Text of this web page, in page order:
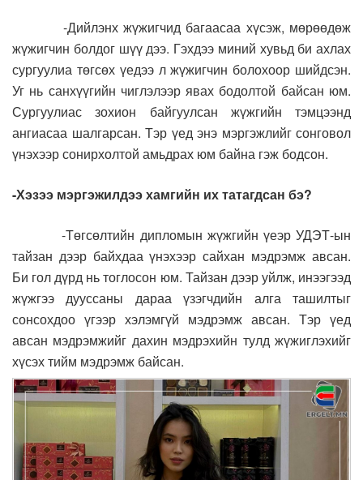
-Дийлэнх жүжигчид багаасаа хүсэж, мөрөөдөж
жүжигчин болдог шүү дээ. Гэхдээ миний хувьд би ахлах
сургуулиа төгсөх үедээ л жүжигчин болохоор шийдсэн.
Уг нь санхүүгийн чиглэлээр явах бодолтой байсан юм.
Сургуулиас зохион байгуулсан жүжгийн тэмцээнд
ангиасаа шалгарсан. Тэр үед энэ мэргэжлийг сонговол
үнэхээр сонирхолтой амьдрах юм байна гэж бодсон.
-Хэзээ мэргэжилдээ хамгийн их татагдсан бэ?
-Төгсөлтийн дипломын жүжгийн үеэр УДЭТ-ын
тайзан дээр байхдаа үнэхээр сайхан мэдрэмж авсан.
Би гол дүрд нь тоглосон юм. Тайзан дээр уйлж, инээгээд
жүжгээ дууссаны дараа үзэгчдийн алга ташилтыг
сонсохдоо үгээр хэлэмгүй мэдрэмж авсан. Тэр үед
авсан мэдрэмжийг дахин мэдрэхийн тулд жүжиглэхийг
хүсэх тийм мэдрэмж байсан.